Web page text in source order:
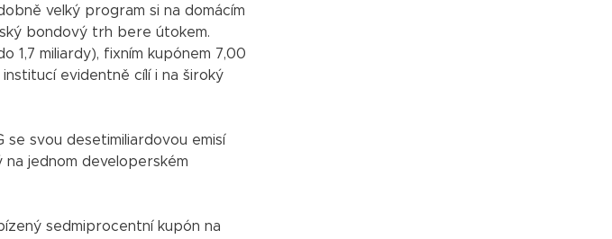
velký program si na domácím
bondový trh bere útokem.
1,7 miliardy), fixním kupónem 7,00
evidentně cílí i na široký
se svou desetimiliardovou emisí
jednom developerském
sedmiprocentní kupón na